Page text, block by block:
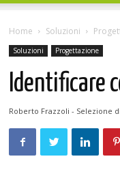
Home Soluzioni
Soluzioni Progettazione
Identificare
Roberto Frazzoli - Selezione